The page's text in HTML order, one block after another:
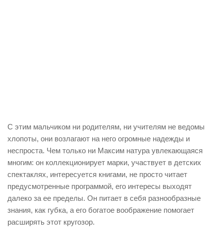
С этим мальчиком ни родителям, ни учителям не ведомы
хлопоты, они возлагают на него огромные надежды и
неспроста. Чем только ни Максим натура увлекающаяся
многим: он коллекционирует марки, участвует в детских
спектаклях, интересуется книгами, не просто читает
предусмотренные программой, его интересы выходят
далеко за ее пределы. Он питает в себя разнообразные
знания, как губка, а его богатое воображение помогает
расширять этот кругозор.